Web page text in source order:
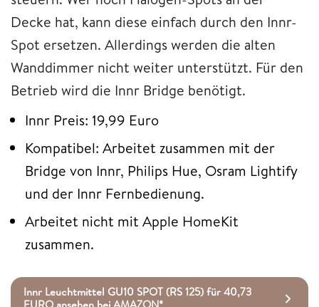
Decke hat, kann diese einfach durch den Innr-
Spot ersetzen. Allerdings werden die alten
Wanddimmer nicht weiter unterstützt. Für den
Betrieb wird die Innr Bridge benötigt.
Innr Preis: 19,99 Euro
Kompatibel: Arbeitet zusammen mit der
Bridge von Innr, Philips Hue, Osram Lightify
und der Innr Fernbedienung.
Arbeitet nicht mit Apple HomeKit
zusammen.
Innr Leuchtmittel GU10 SPOT (RS 125) für 40,73